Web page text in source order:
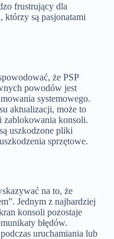
frustrujący dla
są pasjonatami
że PSP
powodów jest
systemowego.
aktualizacji, może to
zablokowania konsoli.
uszkodzone pliki
sprzętowe.
na to, że
Jednym z najbardziej
konsoli pozostaje
błędów.
uruchamiania lub